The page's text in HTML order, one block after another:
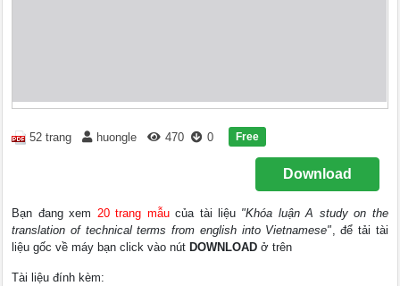
52 trang huongle 470 0 Free
Download
Bạn đang xem 20 trang mẫucủa tài liệu "Khóa luận A study on the
translation of technical terms from english into Vietnamese", để tải tài
liệu gốc về máy bạn click vào nút DOWNLOAD ở trên
Tài liệu đính kèm: